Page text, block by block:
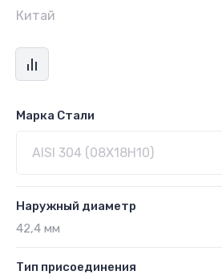
Китай
Марка Стали
Наружный диаметр
42,4 мм
Тип присоединения